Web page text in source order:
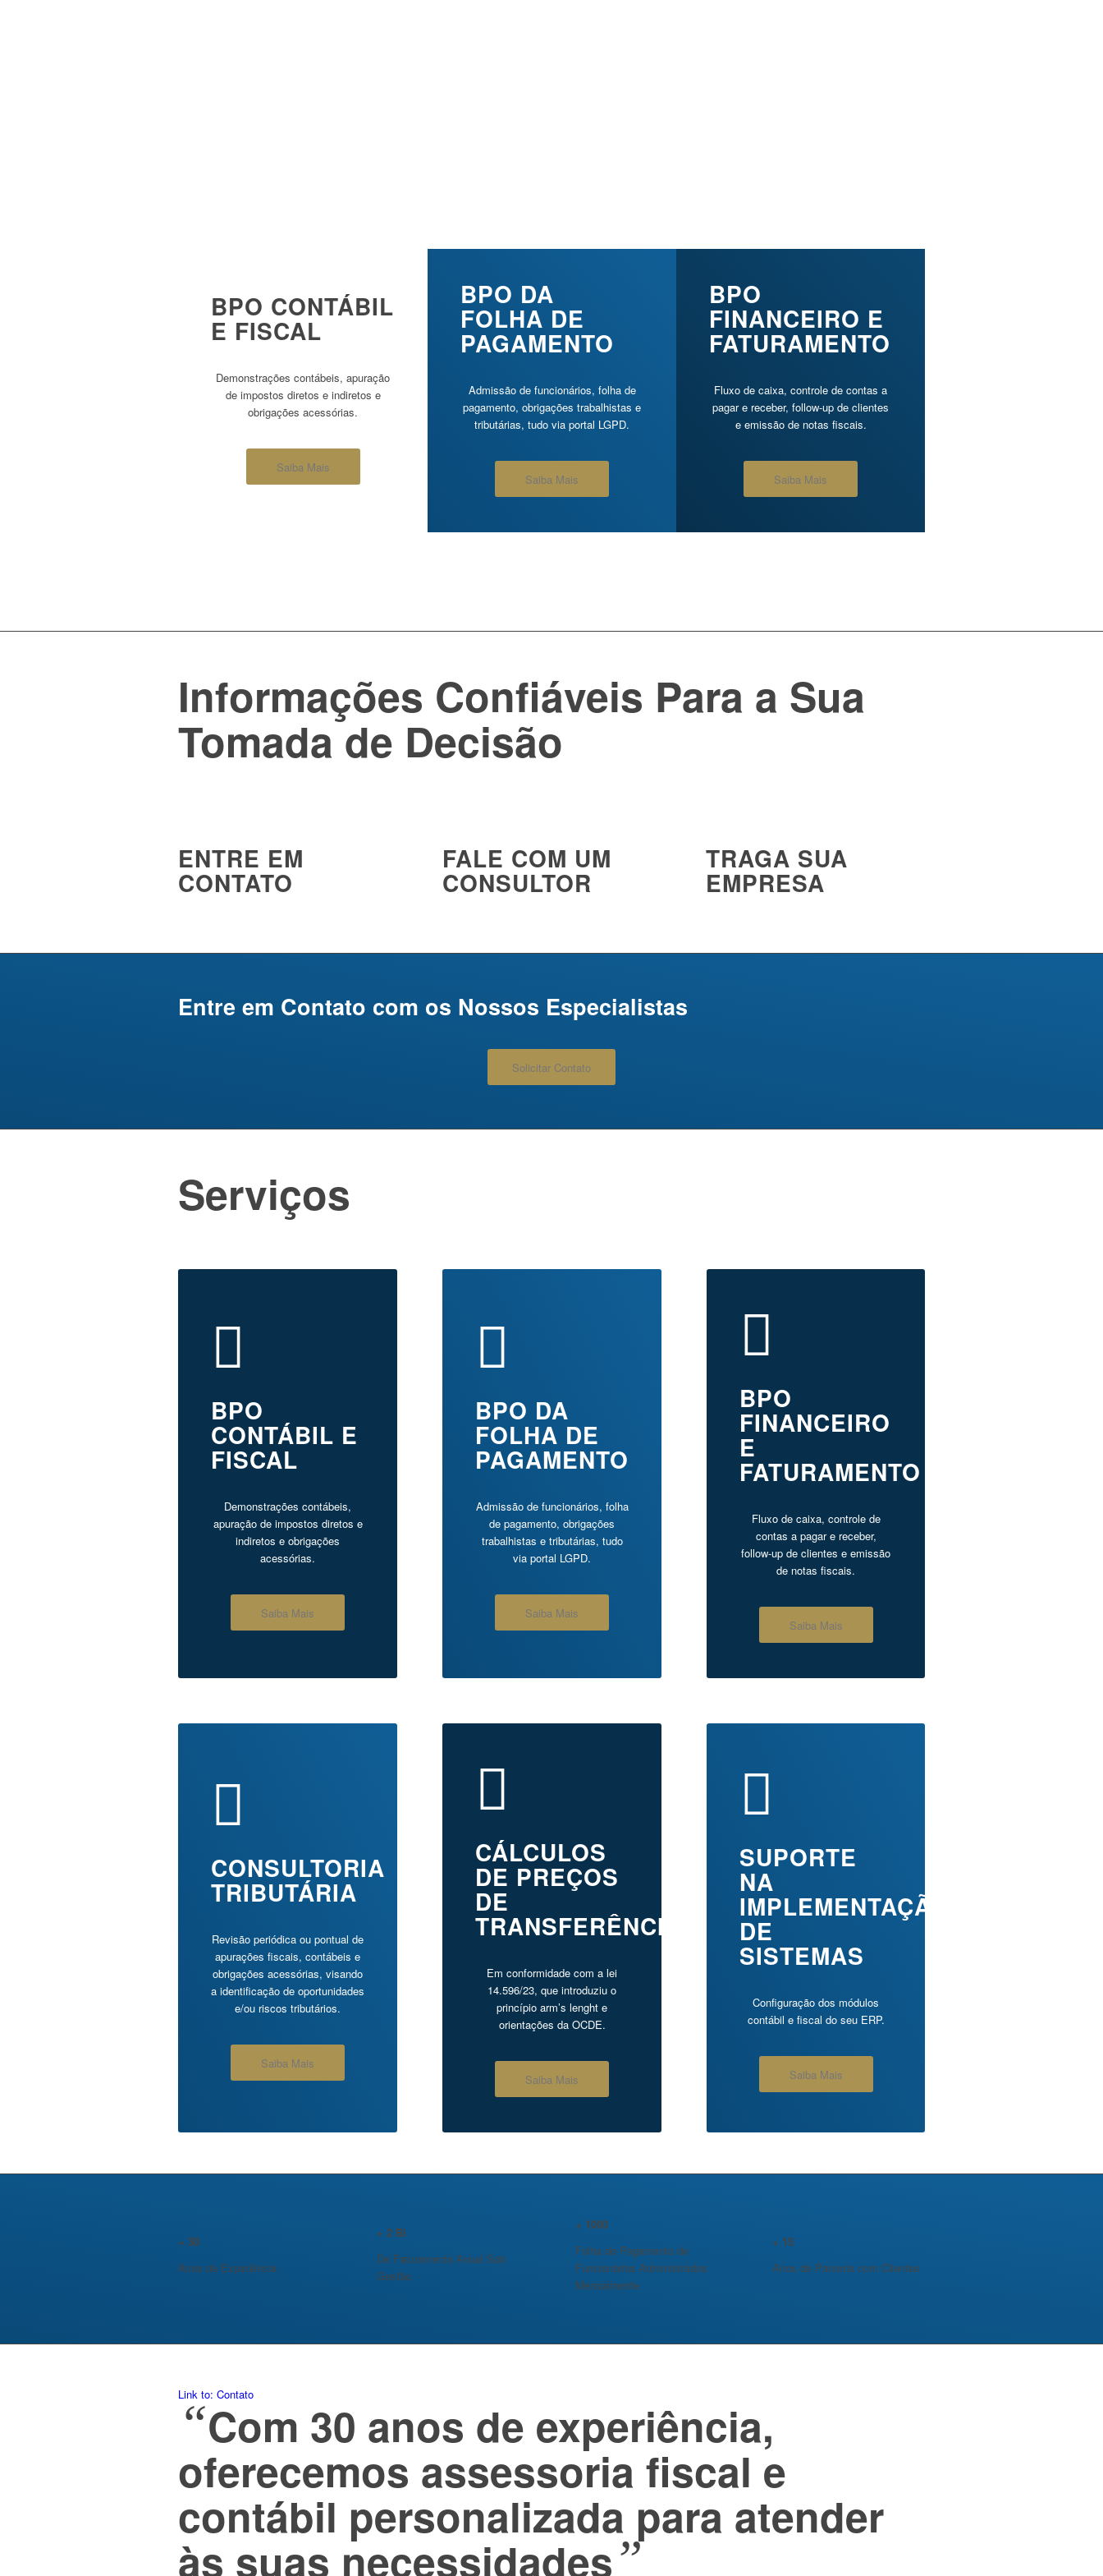
BPO CONTÁBIL
E FISCAL
Demonstrações contábeis, apuração
de impostos diretos e indiretos e
obrigações acessórias.
Saiba Mais
BPO DA
FOLHA DE
PAGAMENTO
Admissão de funcionários, folha de
pagamento, obrigações trabalhistas e
tributárias, tudo via portal LGPD.
Saiba Mais
BPO
FINANCEIRO E
FATURAMENTO
Fluxo de caixa, controle de contas a
pagar e receber, follow-up de clientes
e emissão de notas fiscais.
Saiba Mais
Informações Confiáveis Para a Sua
Tomada de Decisão
ENTRE EM
CONTATO
FALE COM UM
CONSULTOR
TRAGA SUA
EMPRESA
Entre em Contato com os Nossos Especialistas
Solicitar Contato
Serviços
BPO
CONTÁBIL E
FISCAL
Demonstrações contábeis,
apuração de impostos diretos e
indiretos e obrigações
acessórias.
Saiba Mais
BPO DA
FOLHA DE
PAGAMENTO
Admissão de funcionários, folha
de pagamento, obrigações
trabalhistas e tributárias, tudo
via portal LGPD.
Saiba Mais
BPO
FINANCEIRO
E
FATURAMENTO
Fluxo de caixa, controle de
contas a pagar e receber,
follow-up de clientes e emissão
de notas fiscais.
Saiba Mais
CONSULTORIA
TRIBUTÁRIA
Revisão periódica ou pontual de
apurações fiscais, contábeis e
obrigações acessórias, visando
a identificação de oportunidades
e/ou riscos tributários.
Saiba Mais
CÁLCULOS
DE PREÇOS
DE
TRANSFERÊNCIA
Em conformidade com a lei
14.596/23, que introduziu o
princípio arm’s lenght e
orientações da OCDE.
Saiba Mais
SUPORTE
NA
IMPLEMENTAÇÃO
DE
SISTEMAS
Configuração dos módulos
contábil e fiscal do seu ERP.
Saiba Mais
+ 30
Anos de Experiência
+ 2 Bi
De Faturamento Anual Sob
Gestão
+ 1000
Folha de Pagamento de
Funcionários Administrados
Mensalmente
+ 15
Anos de Parceria com Clientes
Link to: Contato
“Com 30 anos de experiência,
oferecemos assessoria fiscal e
contábil personalizada para atender
às suas necessidades”